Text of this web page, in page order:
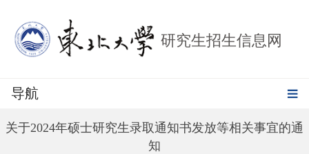
研究生招生信息网
导航
关于2024年硕士研究生录取通知书发放等相关事宜的通
知